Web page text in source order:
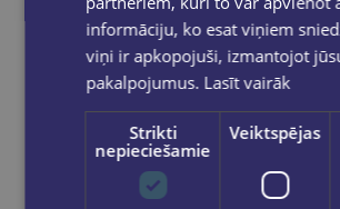
Dalies sociālajos tīklos:
informāciju, ko esat viņiem
viņi ir apkopojuši, izmantojot
pakalpojumus. Lasīt vairāk
Strikti
nepieciešamie
Veiktspējas